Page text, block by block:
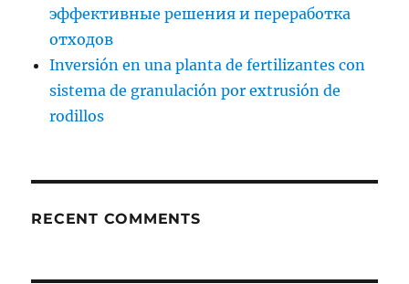
эффективные решения и переработка
отходов
Inversión en una planta de fertilizantes con
sistema de granulación por extrusión de
rodillos
RECENT COMMENTS